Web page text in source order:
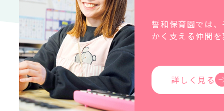
誓和保育園では
かく支える仲間
詳しく見る